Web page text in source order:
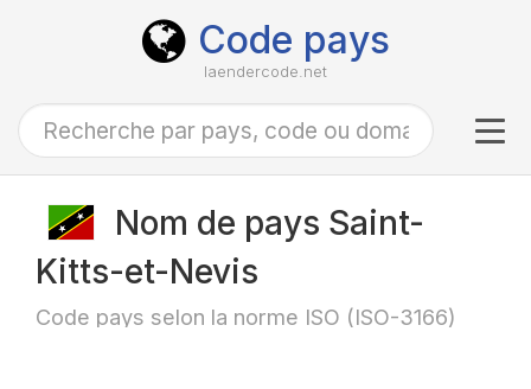
Code pays
laendercode.net
Nom de pays Saint-
Kitts-et-Nevis
Code pays selon la norme ISO (ISO-3166)